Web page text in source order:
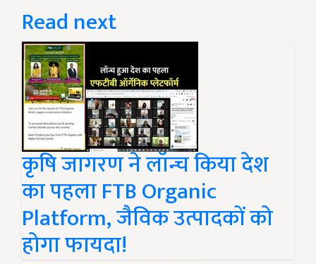
Read next
कृषि जागरण ने लॉन्च किया देश
का पहला FTB Organic
Platform, जैविक उत्पादकों को
होगा फायदा!